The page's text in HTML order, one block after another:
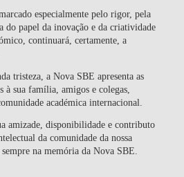
especialmente pelo rigor, pela
do papel da inovação e da criatividade
continuará, certamente, a
tristeza, a Nova SBE apresenta as
à sua família, amigos e colegas,
académica internacional.
amizade, disponibilidade e contributo
da comunidade da nossa
na memória da Nova SBE.